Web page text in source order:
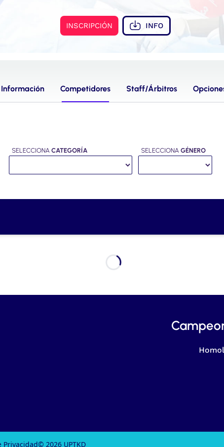
INSCRIPCIÓN INFO
Información Competidores Staff/Árbitros
SELECCIONA CATEGORÍA SELECCIONA GÉNERO
Privacidad© 2026 UPTKD